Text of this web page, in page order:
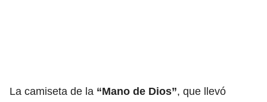
La camiseta de la “Mano de Dios”, que llevó